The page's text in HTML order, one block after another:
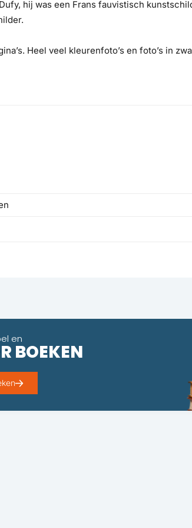
hij was een Frans fauvistisch
Heel veel kleurenfoto’s en foto’s in
en
BOEKEN